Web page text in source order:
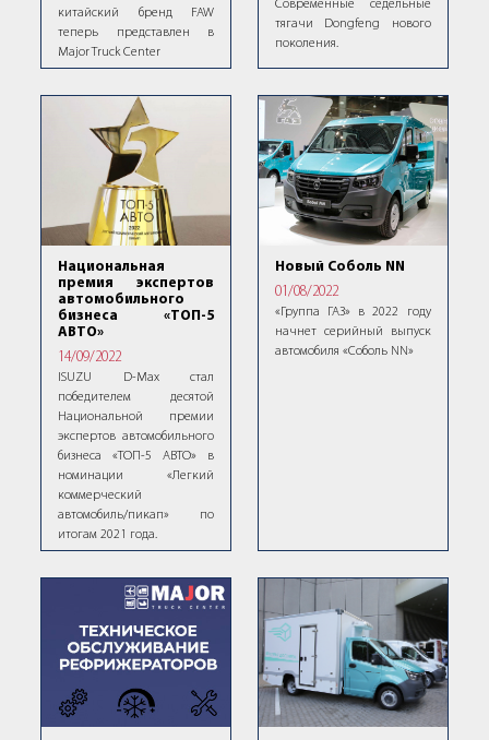
китайский бренд FAW
теперь представлен в
Major Truck Center
Современные седельные
тягачи Dongfeng нового
поколения.
Национальная
премия экспертов
автомобильного
бизнеса «ТОП-5
АВТО»
14/09/2022
ISUZU D-Max стал
победителем десятой
Национальной премии
экспертов автомобильного
бизнеса «ТОП-5 АВТО» в
номинации «Легкий
коммерческий
автомобиль/пикап» по
итогам 2021 года.
Новый Соболь NN
01/08/2022
«Группа ГАЗ» в 2022 году
начнет серийный выпуск
автомобиля «Соболь NN»